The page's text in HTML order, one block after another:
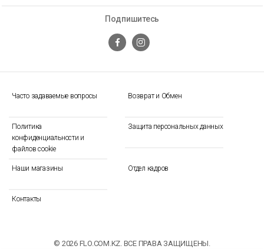
Часто задаваемые вопросы Возврат и Обмен
Политика
конфиденциальности и
файлов cookie
Защита персональных данных
Наши магазины Отдел кадров
Контакты
Подпишитесь
© 2026 FLO.COM.KZ. ВСЕ ПРАВА ЗАЩИЩЕНЫ.